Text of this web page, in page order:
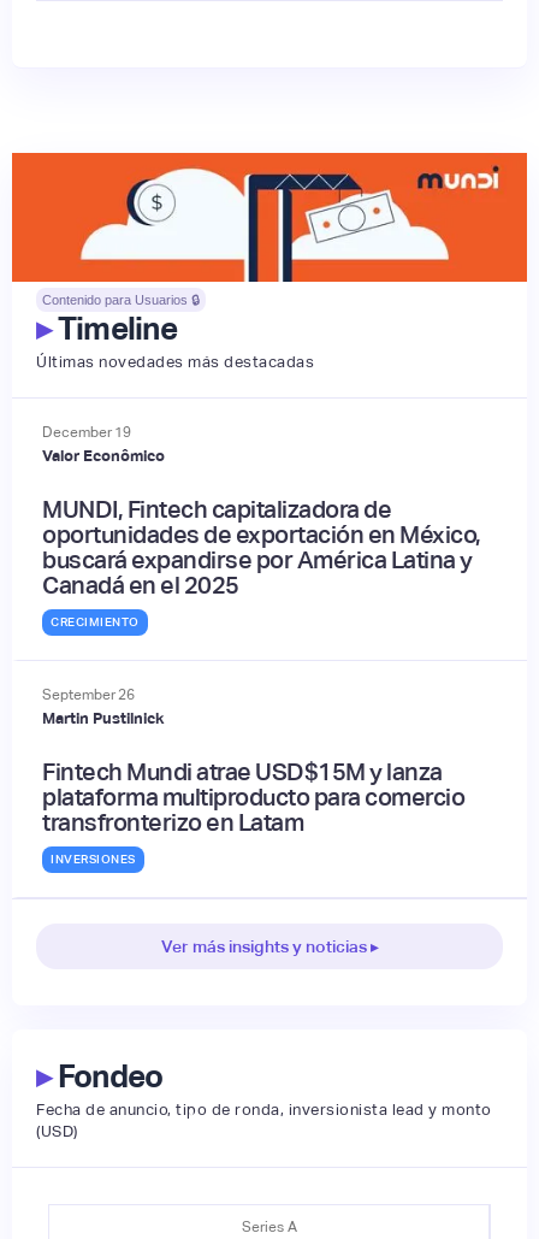
Contenido para Usuarios 🔒
▸Timeline
Últimas novedades más destacadas
December 19
Valor Econômico
MUNDI, Fintech capitalizadora de
oportunidades de exportación en México,
buscará expandirse por América Latina y
Canadá en el 2025
CRECIMIENTO
September26
Martin Pustilnick
Fintech Mundi atrae USD$15M y lanza
plataforma multiproducto para comercio
transfronterizo en Latam
INVERSIONES
Ver más insights y noticias ▸
▸Fondeo
Fecha de anuncio, tipo de ronda, inversionista lead y monto
(USD)
Series A